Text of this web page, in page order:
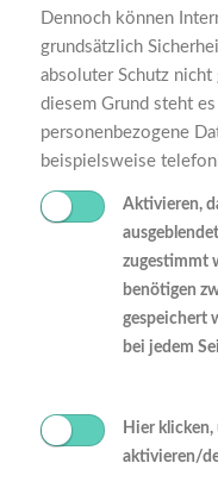
Dennoch können
grundsätzlich
absoluter Schutz
diesem Grund steht
personenbezogene
beispielsweise
Aktivieren,
zugestimmt
benötigen
gespeichert
bei jedem
Hier
aktivieren/